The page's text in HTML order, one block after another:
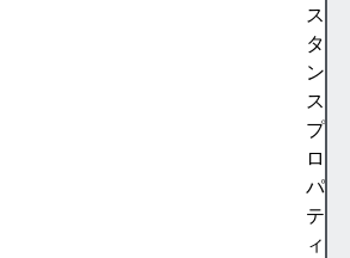
ス
タ
ン
ス
プ
ロ
パ
テ
ィ